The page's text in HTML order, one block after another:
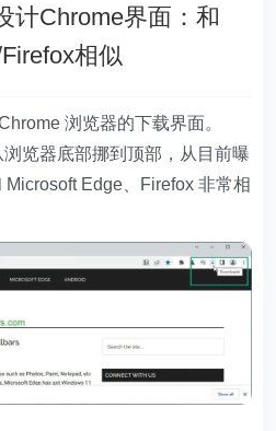
计Chrome界面：和
相似
浏览器的下载界面。
浏览器底部挪到顶部，从目前曝
Edge、Firefox 非常相